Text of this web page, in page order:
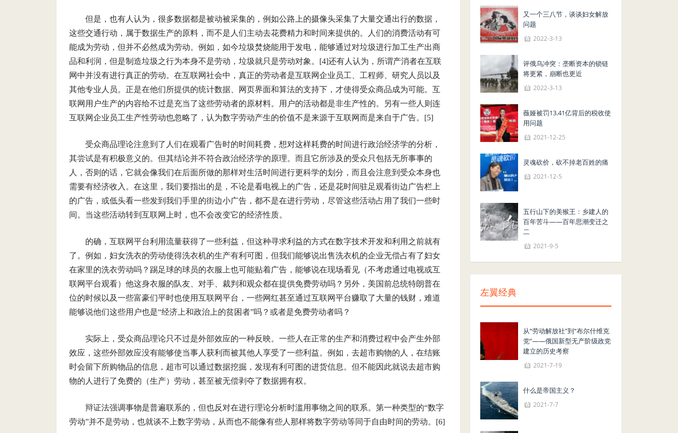
但是，也有人认为，很多数据都是被动被采集的，例如公路上的摄像头采集了大量交通出行的数据，
这些交通行动，属于数据生产的原料，而不是人们主动去花费精力和时间来提供的。人们的消费活动有可
能成为劳动，但并不必然成为劳动。例如，如今垃圾焚烧能用于发电，能够通过对垃圾进行加工生产出商
品和利润，但是制造垃圾之行为本身不是劳动，垃圾就只是劳动对象。[4]还有人认为，所谓产消者在互联
网中并没有进行真正的劳动。在互联网社会中，真正的劳动者是互联网企业员工、工程师、研究人员以及
其他专业人员。正是在他们所提供的统计数据、网页界面和算法的支持下，才使得受众商品成为可能。互
联网用户生产的内容给不过是充当了这些劳动者的原材料。用户的活动都是非生产性的。另有一些人则连
互联网企业员工生产性劳动也忽略了，认为数字劳动产生的价值不是来源于互联网而是来自于广告。[5]
受众商品理论注意到了人们在观看广告时的时间耗费，想对这样耗费的时间进行政治经济学的分析，
其尝试是有积极意义的。但其结论并不符合政治经济学的原理。而且它所涉及的受众只包括无所事事的
人，否则的话，它就会像我们在后面所做的那样对生活时间进行更科学的划分，而且会注意到受众本身也
需要有经济收入。在这里，我们要指出的是，不论是看电视上的广告，还是花时间驻足观看街边广告栏上
的广告，或低头看一些发到我们手里的街边小广告，都不是在进行劳动，尽管这些活动占用了我们一些时
间。当这些活动转到互联网上时，也不会改变它的经济性质。
的确，互联网平台利用流量获得了一些利益，但这种寻求利益的方式在数字技术开发和利用之前就有
了。例如，妇女洗衣的劳动使得洗衣机的生产有利可图，但我们能够说出售洗衣机的企业无偿占有了妇女
在家里的洗衣劳动吗？踢足球的球员的衣服上也可能贴着广告，能够说在现场看见（不考虑通过电视或互
联网平台观看）他这身衣服的队友、对手、裁判和观众都在提供免费劳动吗？另外，美国前总统特朗普在
位的时候以及一些富豪们平时也使用互联网平台，一些网红甚至通过互联网平台赚取了大量的钱财，难道
能够说他们这些用户也是“经济上和政治上的贫困者”吗？或者是免费劳动者吗？
实际上，受众商品理论只不过是外部效应的一种反映。一些人在正常的生产和消费过程中会产生外部
效应，这些外部效应没有能够使当事人获利而被其他人享受了一些利益。例如，去超市购物的人，在结账
时会留下所购物品的信息，超市可以通过数据挖掘，发现有利可图的进货信息。但不能因此就说去超市购
物的人进行了免费的（生产）劳动，甚至被无偿剥夺了数据拥有权。
辩证法强调事物是普遍联系的，但也反对在进行理论分析时滥用事物之间的联系。第一种类型的“数字
劳动”并不是劳动，也就谈不上数字劳动，从而也不能像有些人那样将数字劳动等同于自由时间的劳动。[6]
又一个三八节，谈谈妇女解放
问题
2022-3-13
评俄乌冲突：垄断资本的锁链
将更紧，崩断也更近
2022-3-13
薇娅被罚13.41亿背后的税收使
用问题
2021-12-25
灵魂砍价，砍不掉老百姓的痛
2021-12-5
五行山下的美猴王：乡建人的
百年苦斗——百年思潮变迁之
二
2021-9-5
左翼经典
从“劳动解放社”到“布尔什维克
党”——俄国新型无产阶级政党
建立的历史考察
2021-7-19
什么是帝国主义？
2021-7-7